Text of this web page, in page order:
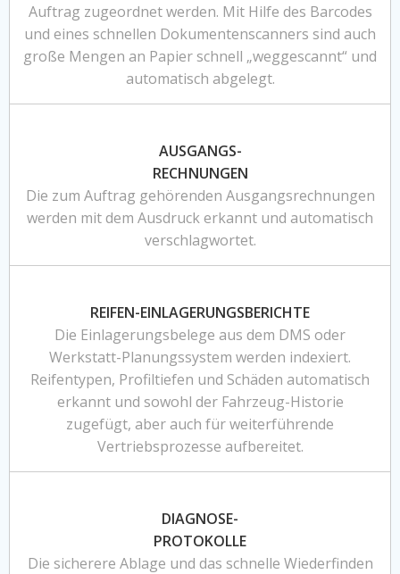
Auftrag zugeordnet werden. Mit Hilfe des Barcodes
und eines schnellen Dokumentenscanners sind auch
große Mengen an Papier schnell „weggescannt“ und
automatisch abgelegt.
AUSGANGS-
RECHNUNGEN
Die zum Auftrag gehörenden Ausgangsrechnungen
werden mit dem Ausdruck erkannt und automatisch
verschlagwortet.
REIFEN-EINLAGERUNGSBERICHTE
Die Einlagerungsbelege aus dem DMS oder
Werkstatt-Planungssystem werden indexiert.
Reifentypen, Profiltiefen und Schäden automatisch
erkannt und sowohl der Fahrzeug-Historie
zugefügt, aber auch für weiterführende
Vertriebsprozesse aufbereitet.
DIAGNOSE-
PROTOKOLLE
Die sicherere Ablage und das schnelle Wiederfinden